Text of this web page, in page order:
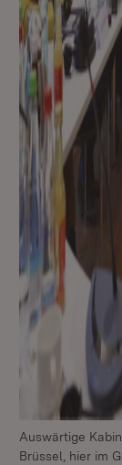
Auswärtige
Brüssel, hier im